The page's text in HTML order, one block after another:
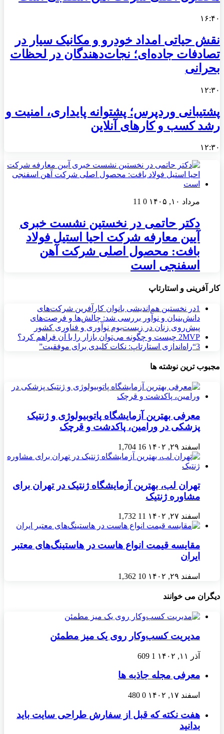
۱۶:۴۰
نقش حیاتی امداد خودرو و مکانیک سیار در
تصادفات جاده‌ای؛ نجات‌دهندگان در لحظات
بحرانی
۱۲:۳۰
پشتیبانی وردپرس؛ پشتوانه پایداری، امنیت و
رشد کسب‌ و کارهای آنلاین
۱۲:۳۰
مرداد ۱۰, ۱۴۰۵ 0
11
دکتر حاتمی در نخستین نشست خبری
آیین معارفه شرکت احیا استیل فولاد
بافت: محصول اصلی شرکت آهن
اسفنجی است
کار آفرینی و استارتاپ
1در نخستین هم‌اندیشی بانوان کارآفرین شرکت‌های
دانش‌بنیان و نوآور بررسی شد: چالش‌ها و فرصت‌های
پیش‌روی زنان در زیست‌بوم نوآوری و فناوری کشور
2MVP چیست و چگونه می‌توان بازار را با آن فراهم کرد؟
3“راه‌اندازی استارتاپ: نکات کلیدی برای موفقیت”
مجبوب ترین نوشته ها
معرفی بهترین آزمایشگاه پاتوبیولوژی و ژنتیک
پزشکی در ورامین، پاکدشت و قرچک
اسفند ۲۹, ۱۴۰۲ 16
1,704
تهران لب، بهترین آزمایشگاه ژنتیک در تهران برای
مشاوره ژنتیک
اسفند ۲۷, ۱۴۰۲ 11
1,732
مقایسه قیمت انواع هاست در هاستینگ‌های معتبر
ایران
اسفند ۲۹, ۱۴۰۲ 10
1,362
دیگران می خوانند
مدیریت کسب‌وکار روی یک میز مطمئن
آذر ۱۱, ۱۴۰۲ 1
609
معرفی مجله جاذبه ها
اسفند ۱۷, ۱۴۰۲ 0
480
هفت نکته که قبل از سفارش طراحی سایت باید
بدانید